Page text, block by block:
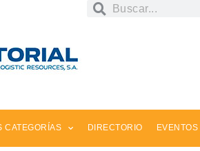
CATEGORÍAS DIRECTORIO EVENTOS